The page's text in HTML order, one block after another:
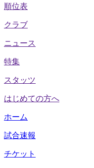
順位表
クラブ
ニュース
特集
スタッツ
はじめての方へ
ホーム
試合速報
チケット